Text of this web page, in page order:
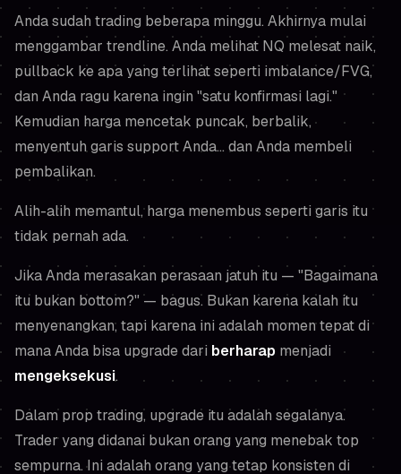
Anda sudah trading beberapa minggu. Akhirnya mulai
menggambar trendline. Anda melihat NQ melesat naik,
pullback ke apa yang terlihat seperti imbalance/FVG,
dan Anda ragu karena ingin "satu konfirmasi lagi."
Kemudian harga mencetak puncak, berbalik,
menyentuh garis support Anda… dan Anda membeli
pembalikan.
Alih-alih memantul, harga menembus seperti garis itu
tidak pernah ada.
Jika Anda merasakan perasaan jatuh itu — "Bagaimana
itu bukan bottom?" — bagus. Bukan karena kalah itu
menyenangkan, tapi karena ini adalah momen tepat di
mana Anda bisa upgrade dari berharap menjadi
mengeksekusi.
Dalam prop trading, upgrade itu adalah segalanya.
Trader yang didanai bukan orang yang menebak top
sempurna. Ini adalah orang yang tetap konsisten di